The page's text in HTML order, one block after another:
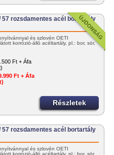
57 rozsdamentes acél bortartály
és szlovén OÉTI
korrózió-álló acéltartály, pl.: bor, sör,
Ft + Áfa
Ft + Áfa
Részletek
57 rozsdamentes acél bortartály
és szlovén OÉTI
korrózió-álló acéltartály, pl.: bor, sör,